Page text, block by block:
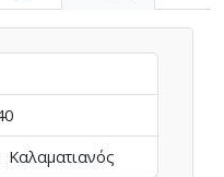
Καλαματιανός